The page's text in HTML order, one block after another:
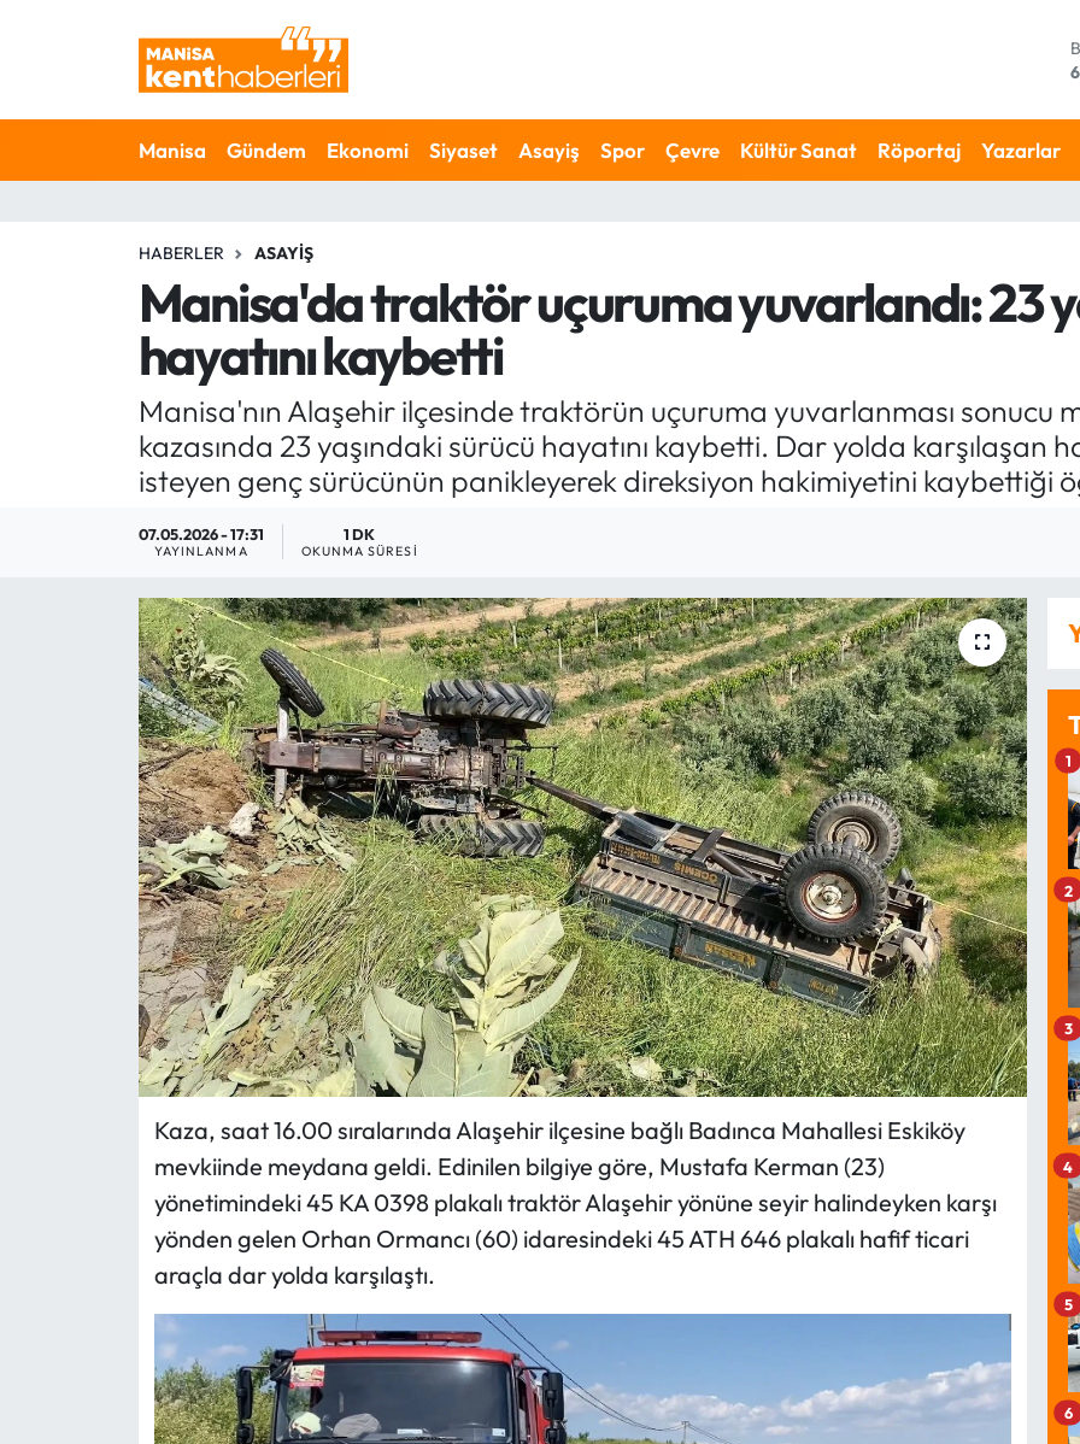
Manisa Gündem Ekonomi Siyaset Asayiş Spor Çevre Kültür Sanat Röportaj Yazarlar
HABERLER ASAYIŞ
Manisa'da traktör uçuruma yuvarlandı: 23
hayatını kaybetti
Manisa'nın Alaşehir ilçesinde traktörün uçuruma yuvarlanması sonucu
kazasında 23 yaşındaki sürücü hayatını kaybetti. Dar yolda
isteyen genç sürücünün panikleyerek direksiyon hakimiyetini kaybettiği
07.05.2026 - 17:31
YAYINLANMA
1 DK
OKUNMA SÜRESI
Kaza, saat 16.00 sıralarında Alaşehir ilçesine bağlı Badınca Mahallesi Eskiköy
mevkiinde meydana geldi. Edinilen bilgiye göre, Mustafa Kerman (23)
yönetimindeki 45 KA 0398 plakalı traktör Alaşehir yönüne seyir halindeyken karşı
yönden gelen Orhan Ormancı (60) idaresindeki 45 ATH 646 plakalı hafif ticari
araçla dar yolda karşılaştı.
1
2
3
4
5
6
Ahmetli Hava Durumu
Ahmetli Trafik Yoğunluk Haritası
Son Dakika Haberleri
Haber Arşivi